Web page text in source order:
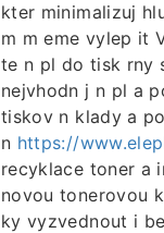
kter minimalizuj
m m eme vylep it
te n pl do tisk rny
nejvhodn j n pl a
tiskov n klady a
n https://
recyklace toner a
novou tonerovou
ky vyzvednout i